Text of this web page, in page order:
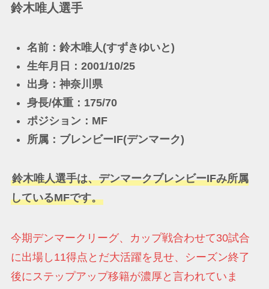
鈴木唯人選手
名前：鈴木唯人(すずきゆいと)
生年月日：2001/10/25
出身：神奈川県
身長/体重：175/70
ポジション：MF
所属：ブレンビーIF(デンマーク)
鈴木唯人選手は、デンマークブレンビーIFみ所属
しているMFです。
今期デンマークリーグ、カップ戦合わせて30試合
に出場し11得点とだ大活躍を見せ、シーズン終了
後にステップアップ移籍が濃厚と言われていま